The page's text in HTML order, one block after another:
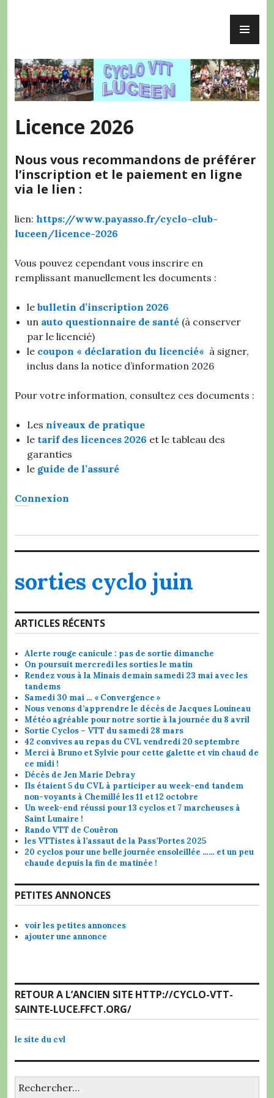
Licence 2026
Nous vous recommandons de préférer
l’inscription et le paiement en ligne
via le lien :
lien: https://www.payasso.fr/cyclo-club-
luceen/licence-2026
Vous pouvez cependant vous inscrire en
remplissant manuellement les documents :
le bulletin d’inscription 2026
un auto questionnaire de santé (à conserver
par le licencié)
le coupon « déclaration du licencié« à signer,
inclus dans la notice d’information 2026
Pour votre information, consultez ces documents :
Les niveaux de pratique
le tarif des licences 2026 et le tableau des
garanties
le guide de l’assuré
Connexion
sorties cyclo juin
ARTICLES RÉCENTS
Alerte rouge canicule : pas de sortie dimanche
On poursuit mercredi les sorties le matin
Rendez vous à la Minais demain samedi 23 mai avec les
tandems
Samedi 30 mai … « Convergence »
Nous venons d’apprendre le décès de Jacques Louineau
Météo agréable pour notre sortie à la journée du 8 avril
Sortie Cyclos – VTT du samedi 28 mars
42 convives au repas du CVL vendredi 20 septembre
Merci à Bruno et Sylvie pour cette galette et vin chaud de
ce midi !
Décès de Jen Marie Debray
Ils étaient 5 du CVL à participer au week-end tandem
non-voyants à Chemillé les 11 et 12 octobre
Un week-end réussi pour 13 cyclos et 7 marcheuses à
Saint Lunaire !
Rando VTT de Couëron
les VTTistes à l’assaut de la Pass’Portes 2025
20 cyclos pour une belle journée ensoleillée …… et un peu
chaude depuis la fin de matinée !
PETITES ANNONCES
voir les petites annonces
ajouter une annonce
RETOUR A L’ANCIEN SITE HTTP://CYCLO-VTT-
SAINTE-LUCE.FFCT.ORG/
le site du cvl